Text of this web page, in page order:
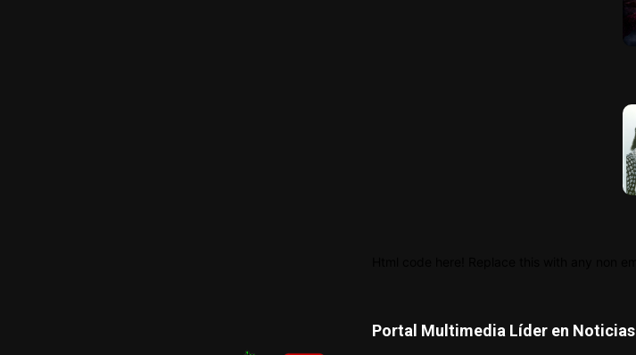
Portal Multimedia Líder en Noticias